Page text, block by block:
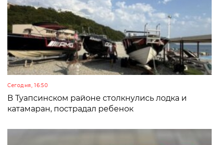
Сегодня, 16:50
В Туапсинском районе столкнулись лодка и
катамаран, пострадал ребенок